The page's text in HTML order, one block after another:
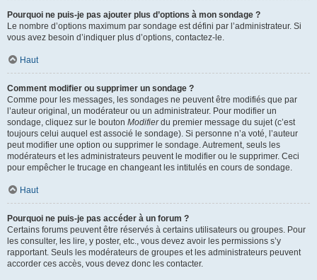
Pourquoi ne puis-je pas ajouter plus d’options à mon sondage ?
Le nombre d’options maximum par sondage est défini par l’administrateur. Si
vous avez besoin d’indiquer plus d’options, contactez-le.
Haut
Comment modifier ou supprimer un sondage ?
Comme pour les messages, les sondages ne peuvent être modifiés que par
l’auteur original, un modérateur ou un administrateur. Pour modifier un
sondage, cliquez sur le bouton Modifierdu premier message du sujet (c’est
toujours celui auquel est associé le sondage). Si personne n’a voté, l’auteur
peut modifier une option ou supprimer le sondage. Autrement, seuls les
modérateurs et les administrateurs peuvent le modifier ou le supprimer. Ceci
pour empêcher le trucage en changeant les intitulés en cours de sondage.
Haut
Pourquoi ne puis-je pas accéder à un forum ?
Certains forums peuvent être réservés à certains utilisateurs ou groupes. Pour
les consulter, les lire, y poster, etc., vous devez avoir les permissions s’y
rapportant. Seuls les modérateurs de groupes et les administrateurs peuvent
accorder ces accès, vous devez donc les contacter.